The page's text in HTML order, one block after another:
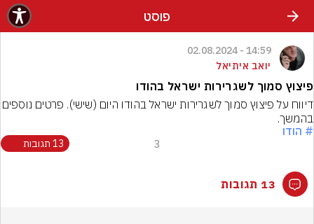
פוסט
14:59 - 02.08.2024
יואב איתיאל
פיצוץ סמוך לשגרירות ישראל בהודו
בהמשך.
# הודו
3 13 תגובות
13 תגובות